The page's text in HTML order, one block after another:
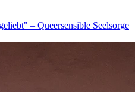
– Queersensible Seelsorge